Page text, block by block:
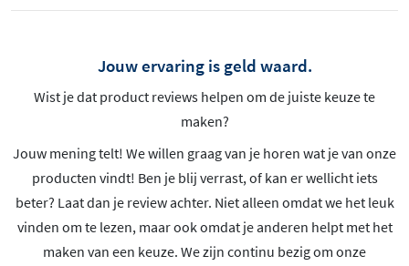
Jouw ervaring is geld waard.
Wist je dat product reviews helpen om de juiste keuze te
maken?
Jouw mening telt! We willen graag van je horen wat je van onze
producten vindt! Ben je blij verrast, of kan er wellicht iets
beter? Laat dan je review achter. Niet alleen omdat we het leuk
vinden om te lezen, maar ook omdat je anderen helpt met het
maken van een keuze. We zijn continu bezig om onze